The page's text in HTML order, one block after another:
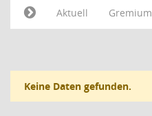
Aktuell
Keine Daten gefunden.